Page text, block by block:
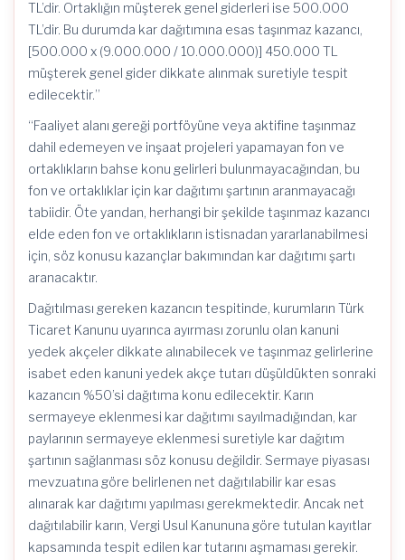
TL’dir. Ortaklığın müşterek genel giderleri ise 500.000
TL’dir. Bu durumda kar dağıtımına esas taşınmaz kazancı,
[500.000 x (9.000.000 / 10.000.000)] 450.000 TL
müşterek genel gider dikkate alınmak suretiyle tespit
edilecektir.”
“Faaliyet alanı gereği portföyüne veya aktifine taşınmaz
dahil edemeyen ve inşaat projeleri yapamayan fon ve
ortaklıkların bahse konu gelirleri bulunmayacağından, bu
fon ve ortaklıklar için kar dağıtımı şartının aranmayacağı
tabiidir. Öte yandan, herhangi bir şekilde taşınmaz kazancı
elde eden fon ve ortaklıkların istisnadan yararlanabilmesi
için, söz konusu kazançlar bakımından kar dağıtımı şartı
aranacaktır.
Dağıtılması gereken kazancın tespitinde, kurumların Türk
Ticaret Kanunu uyarınca ayırması zorunlu olan kanuni
yedek akçeler dikkate alınabilecek ve taşınmaz gelirlerine
isabet eden kanuni yedek akçe tutarı düşüldükten sonraki
kazancın %50’si dağıtıma konu edilecektir. Karın
sermayeye eklenmesi kar dağıtımı sayılmadığından, kar
paylarının sermayeye eklenmesi suretiyle kar dağıtım
şartının sağlanması söz konusu değildir. Sermaye piyasası
mevzuatına göre belirlenen net dağıtılabilir kar esas
alınarak kar dağıtımı yapılması gerekmektedir. Ancak net
dağıtılabilir karın, Vergi Usul Kanununa göre tutulan kayıtlar
kapsamında tespit edilen kar tutarını aşmaması gerekir.